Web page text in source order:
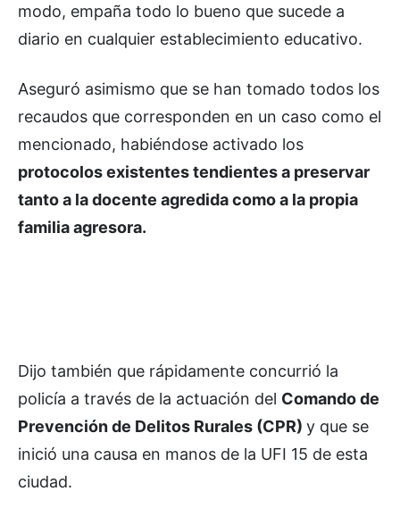
modo, empaña todo lo bueno que sucede a
diario en cualquier establecimiento educativo.
Aseguró asimismo que se han tomado todos los
recaudos que corresponden en un caso como el
mencionado, habiéndose activado los
protocolos existentes tendientes a preservar
tanto a la docente agredida como a la propia
familia agresora.
Dijo también que rápidamente concurrió la
policía a través de la actuación del Comando de
Prevención de Delitos Rurales (CPR) y que se
inició una causa en manos de la UFI 15 de esta
ciudad.